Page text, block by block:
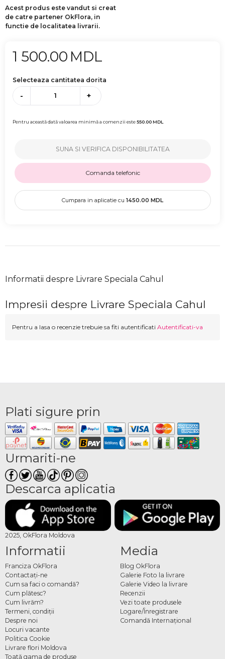
Acest produs este vandut si creat
de catre partener OkFlora, in
functie de localitatea livrarii.
1 500.00 MDL
Selecteaza cantitatea dorita
- +
Pentru această dată valoarea minimă a comenzii este550.00MDL
SUNA SI VERIFICA DISPONIBILITATEA
Comanda telefonic
Cumpara in aplicatie cu 1450.00 MDL
Informatii despre Livrare Speciala Cahul
Impresii despre Livrare Speciala Cahul
Pentru a lasa o recenzie trebuie sa fiti autentificati Autentificati-va
Plati sigure prin
Urmariti-ne
Descarca aplicatia
2025, OkFlora Moldova
Informatii
Franciza OkFlora
Contactaţi-ne
Cum sa faci o comandă?
Cum plătesc?
Cum livrăm?
Termeni, condiţii
Despre noi
Locuri vacante
Politica Cookie
Livrare flori Moldova
Toată gama de produse
Media
Blog OkFlora
Galerie Foto la livrare
Galerie Video la livrare
Recenzii
Vezi toate produsele
Logare/Înregistrare
Comandă Internațional